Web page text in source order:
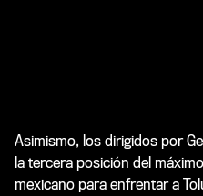
Asimismo, los dirigidos por
la tercera posición del
mexicano para enfrentar a